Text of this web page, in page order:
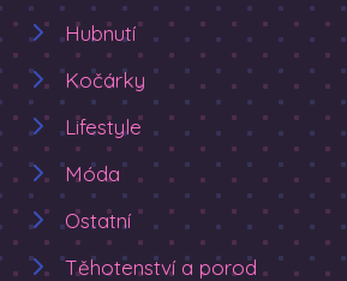
Hubnutí
Kočárky
Lifestyle
Móda
Ostatní
Těhotenství a porod